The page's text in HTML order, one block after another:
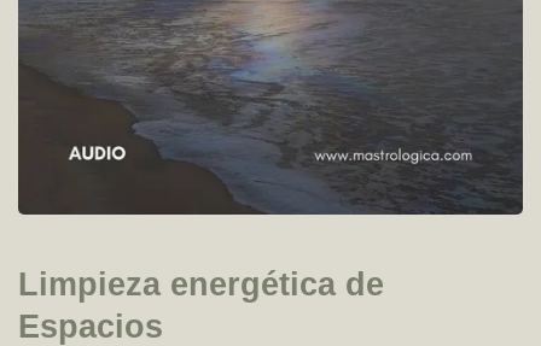
Limpieza energética de
Espacios